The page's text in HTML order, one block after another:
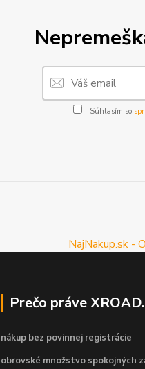
Súhlasím so
Prečo práve
nákup bez povinnej registrácie
obrovské množstvo spokojných